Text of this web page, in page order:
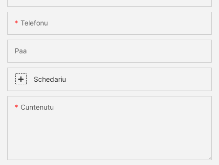
Telefonu
Paa
Schedariu
Cuntenutu